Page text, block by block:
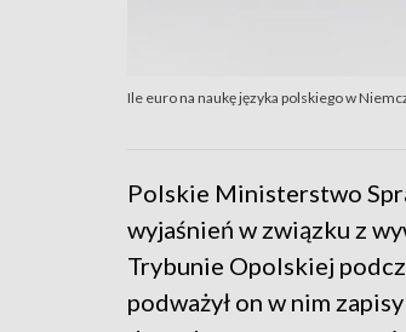
Ile euro na naukę języka polskiego w
Polskie Ministerstwo
wyjaśnień w związku z
Trybunie Opolskiej
podważył on w nim